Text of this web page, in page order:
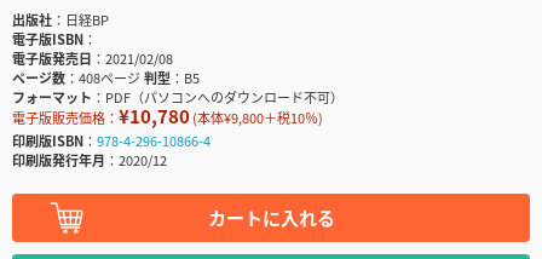
出版社
日経BP
電子版ISBN
電子版発売日
2021/02/08
ページ数
408ページ判型
B5
フォーマット
PDF（パソコンへのダウンロード不可）
電子版販売価格： ¥10,780(本体¥9,800＋税10％)
印刷版ISBN
978-4-296-10866-4
印刷版発行年月
2020/12
カートに入れる